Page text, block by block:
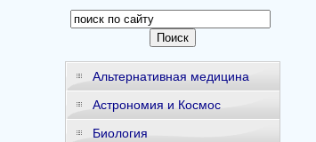
Альтернативная медицина
Астрономия и Космос
Биология